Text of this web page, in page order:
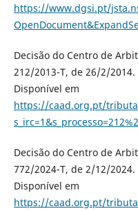
https://www.dgsi.pt/
Decisão do Centro de
212/2013-T, de 26/2/
Disponível em
https://caad.org.pt/
Decisão do Centro de
772/2024-T, de 2/12/
Disponível em
https://caad.org.pt/